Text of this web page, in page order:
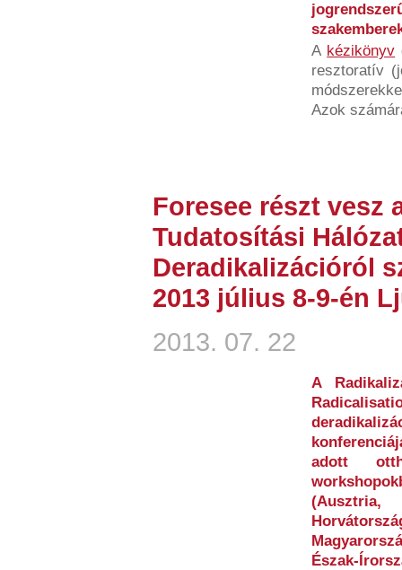
A kézikönyv
resztoratív
Azok
Foresee részt vesz
Tudatosítási
Deradikalizációról
2013 július 8-9-én
2013. 07. 22
A
adott
Észak-